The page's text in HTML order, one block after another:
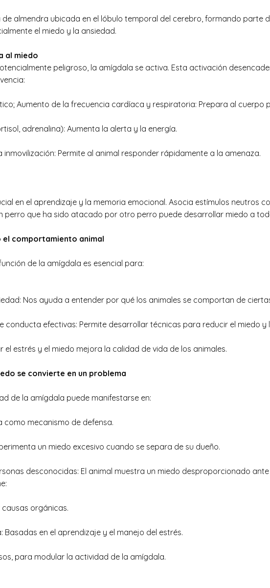
almendra ubicada en el lóbulo temporal del cerebro, formando parte
el miedo y la ansiedad.
al miedo
peligroso, la amígdala se activa. Esta activación
Aumento de la frecuencia cardíaca y respiratoria: Prepara al cuerpo
adrenalina): Aumenta la alerta y la energía.
Permite al animal responder rápidamente a la amenaza.
en el aprendizaje y la memoria emocional. Asocia estímulos neutros
perro que ha sido atacado por otro perro puede desarrollar miedo a
comportamiento animal
de la amígdala es esencial para:
Nos ayuda a entender por qué los animales se comportan de
efectivas: Permite desarrollar técnicas para reducir el miedo y
el estrés y el miedo mejora la calidad de vida de los animales.
se convierte en un problema
de la amígdala puede manifestarse en:
como mecanismo de defensa.
un miedo excesivo cuando se separa de su dueño.
desconocidas: El animal muestra un miedo desproporcionado
orgánicas.
en el aprendizaje y el manejo del estrés.
para modular la actividad de la amígdala.